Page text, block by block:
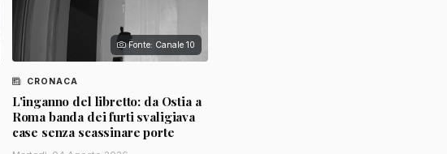
Fonte: Canale 10
CRONACA
L'inganno del libretto: da Ostia a
Roma banda dei furti svaligiava
case senza scassinare porte